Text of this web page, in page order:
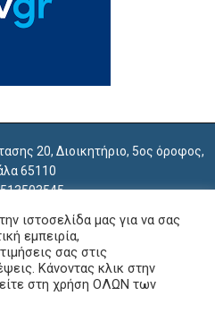
20, Διοικητήριο, 5ος όροφος,
65110
empdkav@sch.gr
Εκπαίδευσης Καβάλας
Κομβόκης
ιστοσελίδα μας για να σας
εμπειρία,
σας στις
Κάνοντας κλικ στην
στη χρήση ΟΛΩΝ των